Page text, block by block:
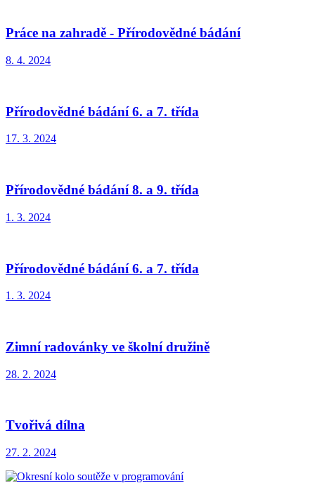
Práce na zahradě - Přírodovědné bádání
8. 4. 2024
Přírodovědné bádání 6. a 7. třída
17. 3. 2024
Přírodovědné bádání 8. a 9. třída
1. 3. 2024
Přírodovědné bádání 6. a 7. třída
1. 3. 2024
Zimní radovánky ve školní družině
28. 2. 2024
Tvořivá dílna
27. 2. 2024